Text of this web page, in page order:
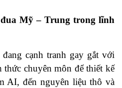
Mỹ – Trung trong lĩnh
cạnh tranh gay gắt với
chuyên môn để thiết kế
AI, đến nguyên liệu thô và